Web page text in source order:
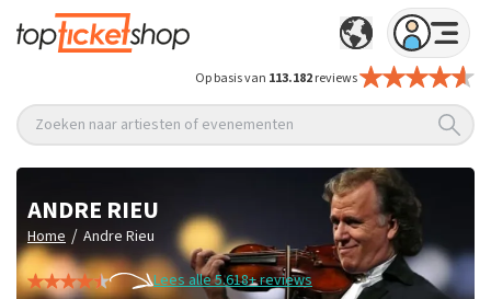
Op basis van 113.182reviews
Zoeken naar artiesten of evenementen
ANDRE RIEU
Home / Andre Rieu
Lees alle 5.618+ reviews